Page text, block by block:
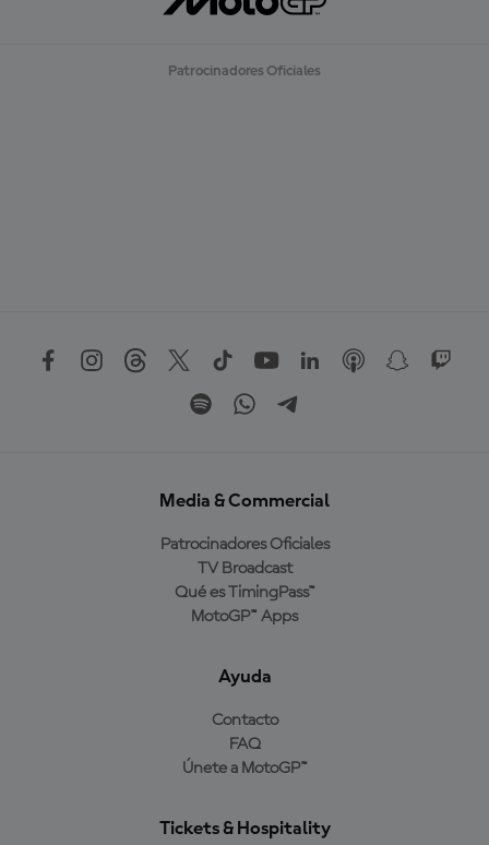
Patrocinadores Oficiales
Media & Commercial
Patrocinadores Oficiales
TV Broadcast
Qué es TimingPass™
MotoGP™ Apps
Ayuda
Contacto
FAQ
Únete a MotoGP™
Tickets & Hospitality